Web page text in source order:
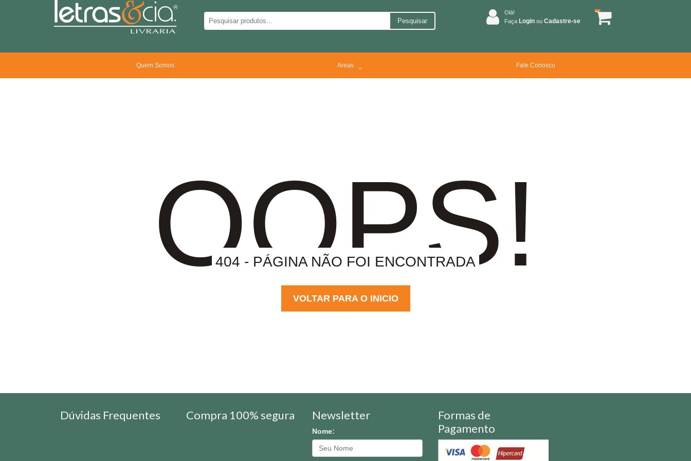
Pesquisar
Olá!
Faça Login ou Cadastre-se
Quem Somos Areas Fale Conosco
OOPS!
404 - PÁGINA NÃO FOI ENCONTRADA
VOLTAR PARA O INICIO
Dúvidas Frequentes Compra 100% segura Newsletter
Nome:
Formas de
Pagamento